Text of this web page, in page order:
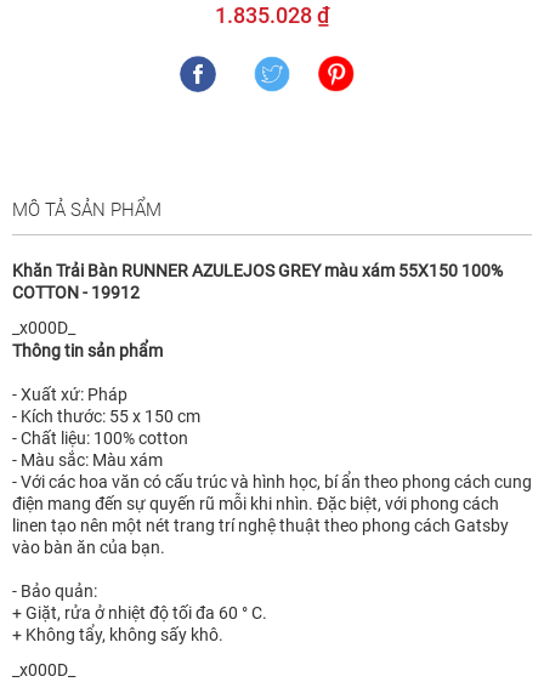
1.835.028 ₫
MÔ TẢ SẢN PHẨM
Khăn Trải Bàn RUNNER AZULEJOS GREY màu xám 55X150 100%
COTTON - 19912
_x000D_
Thông tin sản phẩm
- Xuất xứ: Pháp
- Kích thước: 55 x 150 cm
- Chất liệu: 100% cotton
- Màu sắc: Màu xám
- Với các hoa văn có cấu trúc và hình học, bí ẩn theo phong cách cung
điện mang đến sự quyến rũ mỗi khi nhìn. Đặc biệt, với phong cách
linen tạo nên một nét trang trí nghệ thuật theo phong cách Gatsby
vào bàn ăn của bạn.
- Bảo quản:
+ Giặt, rửa ở nhiệt độ tối đa 60 ° C.
+ Không tẩy, không sấy khô.
_x000D_